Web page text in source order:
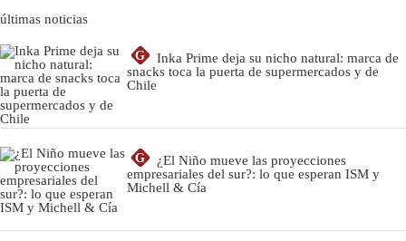
últimas noticias
G
Inka Prime deja su nicho natural: marca de
snacks toca la puerta de supermercados y de
Chile
G
¿El Niño mueve las proyecciones
empresariales del sur?: lo que esperan ISM y
Michell & Cía